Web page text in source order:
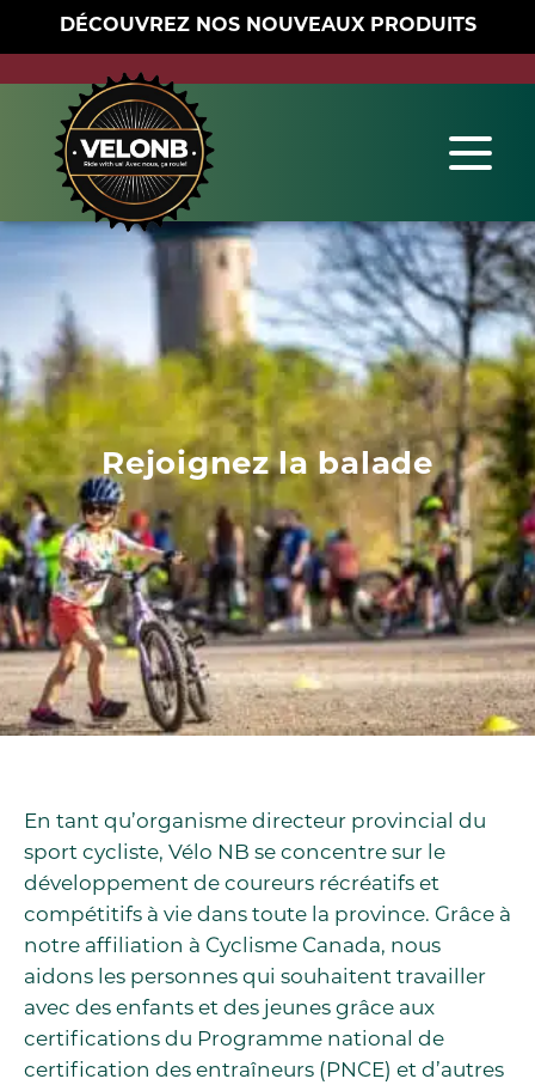
DÉCOUVREZ NOS NOUVEAUX PRODUITS
Rejoignez la balade
En tant qu’organisme directeur provincial du
sport cycliste, Vélo NB se concentre sur le
développement de coureurs récréatifs et
compétitifs à vie dans toute la province. Grâce à
notre affiliation à Cyclisme Canada, nous
aidons les personnes qui souhaitent travailler
avec des enfants et des jeunes grâce aux
certifications du Programme national de
certification des entraîneurs (PNCE) et d’autres